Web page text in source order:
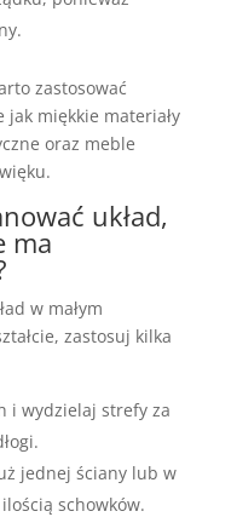
zastosować
miękkie materiały
oraz meble
układ,
ma
w małym
zastosuj kilka
i wydzielaj strefy za
jednej ściany lub w
schowków.